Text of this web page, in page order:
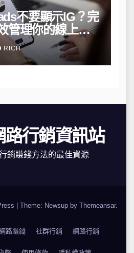
不要顯示IG？完
管理你的線上隱
RICH
路行銷資訊站
銷賺錢方法的最佳資源
Theme: Newsup by Themeansar.
路賺錢 社群行銷 網路行銷